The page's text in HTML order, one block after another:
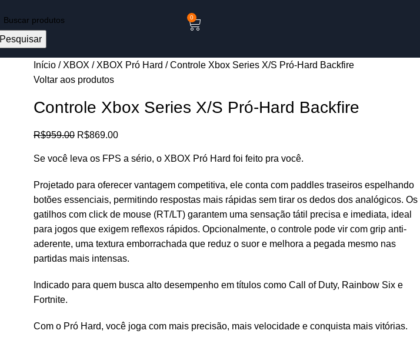
Pesquisar
0
Início XBOX XBOX Pró Hard
Controle Xbox Series X/S Pró-Hard Backfire
Voltar aos produtos
Controle Xbox Series X/S Pró-Hard Backfire
R$959.00 R$869.00
Se você leva os FPS a sério, o XBOX Pró Hard foi feito pra você.
Projetado para oferecer vantagem competitiva, ele conta com paddles traseiros espelhando
botões essenciais, permitindo respostas mais rápidas sem tirar os dedos dos analógicos. Os
gatilhos com click de mouse (RT/LT) garantem uma sensação tátil precisa e imediata, ideal
para jogos que exigem reflexos rápidos. Opcionalmente, o controle pode vir com grip anti-
aderente, uma textura emborrachada que reduz o suor e melhora a pegada mesmo nas
partidas mais intensas.
Indicado para quem busca alto desempenho em títulos como Call of Duty, Rainbow Six e
Fortnite.
Com o Pró Hard, você joga com mais precisão, mais velocidade e conquista mais vitórias.